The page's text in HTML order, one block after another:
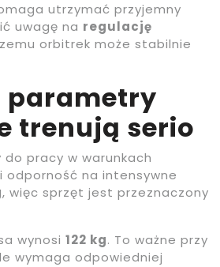
utrzymać przyjemny
uwagę na regulację
orbitrek może stabilnie
parametry
trenują serio
do pracy w warunkach
odporność na intensywne
, więc sprzęt jest przeznaczony
wynosi 122 kg. To ważne przy
wymaga odpowiedniej